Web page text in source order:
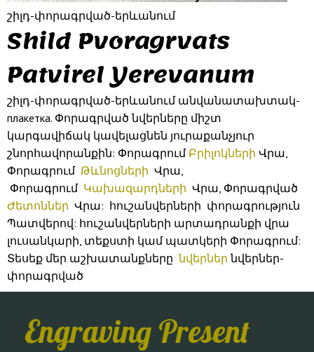
շիլդ-փորագրված-երևանում
Shild Pvoragrvats
Patvirel Yerevanum
շիլդ-փորագրված-երևանում անվանատախտակ-
плакетка. Փորագրված նվերները միշտ
կարգավիճակ կավելացնեն յուրաքանչյուր
շնորհավորանքին: Փորագրում Բրիլոկների Վրա,
Փորագրում Թևնոցների Վրա,
Փորագրում Կախազարդների Վրա, Փորագրված
Ժետոններ Վրա: հուշանվերների փորագրություն
Պատվերով: հուշանվերների արտադրանքի վրա
լուսանկարի, տեքստի կամ պատկերի Փորագրում:
Տեսեք մեր աշխատանքները նվերներ նվերներ-
փորագրված
Engraving Present